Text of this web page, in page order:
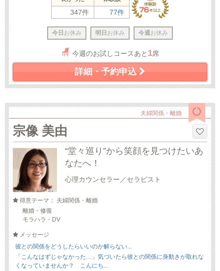
347件 77件
今日 お休み 明日 お休み 今週 お休み
今週のお試しコースあと 1席
詳細・予約申込
夫婦関係・離婚
宗像 美由
“堂々巡り”から笑顔を見つけたいあ
なたへ！
心理カウンセラー／セラピスト
得意テーマ： 夫婦関係・離婚
離婚・修復
モラハラ・DV
メッセージ
彼との関係をどうしたらいいのか解らない...
「こんなはずじゃなかった…」気づいたら彼との関係に身動きが取れな
くなっていませんか？ こんにち...